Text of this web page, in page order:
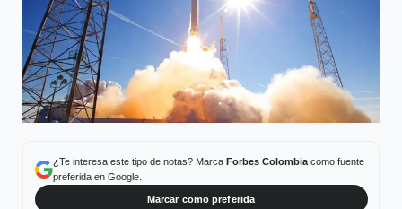
¿Te interesa este tipo de notas? Marca Forbes Colombiacomo fuente
preferida en Google.
Marcar como preferida